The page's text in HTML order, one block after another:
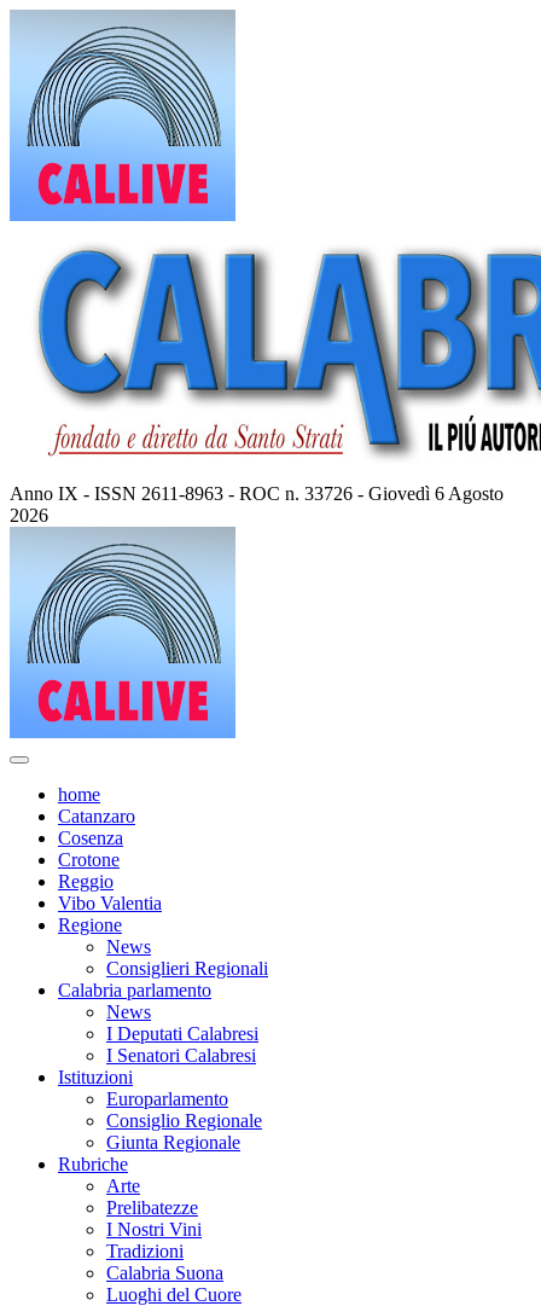
contenuto
Anno IX - ISSN 2611-8963 - ROC n. 33726 - Giovedì 6 Agosto
2026
home
Catanzaro
Cosenza
Crotone
Reggio
Vibo Valentia
Regione
News
Consiglieri Regionali
Calabria parlamento
News
I Deputati Calabresi
I Senatori Calabresi
Istituzioni
Europarlamento
Consiglio Regionale
Giunta Regionale
Rubriche
Arte
Prelibatezze
I Nostri Vini
Tradizioni
Calabria Suona
Luoghi del Cuore